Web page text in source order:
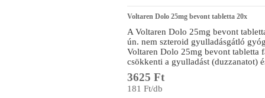
Voltaren Dolo 25mg bevont tabletta 20x
A Voltaren Dolo 25mg bevont
ún. nem szteroid gyulladásgátló
Voltaren Dolo 25mg bevont tabletta
csökkenti a gyulladást (duzzanatot)
3625 Ft
181 Ft/db